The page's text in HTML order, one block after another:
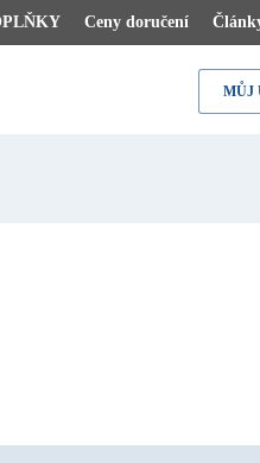
Ceny doručení
MŮJ